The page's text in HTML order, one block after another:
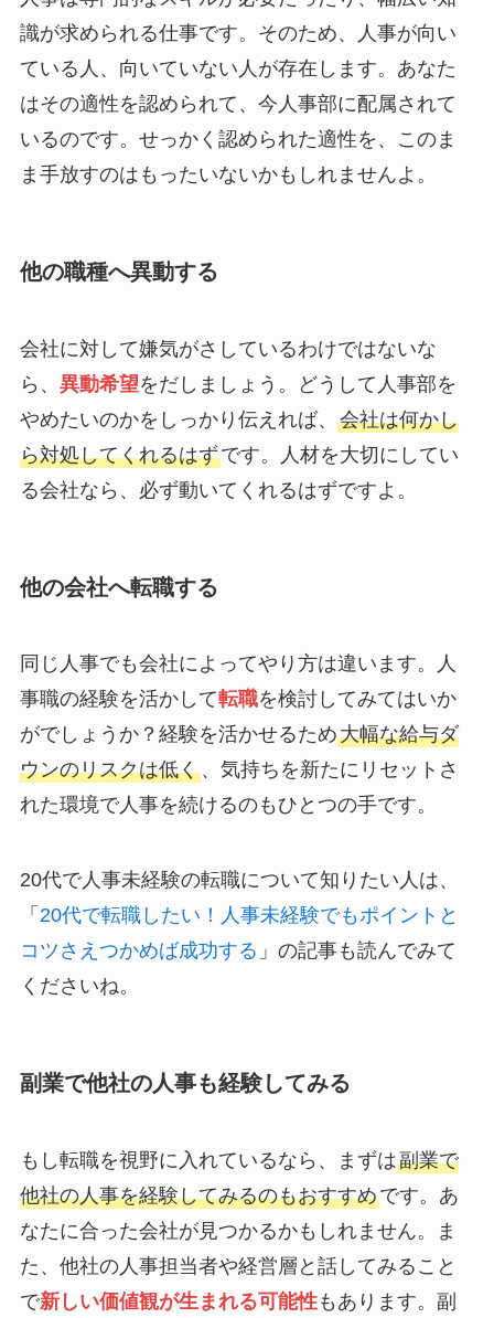
識が求められる仕事です。そのため、人事が向い
ている人、向いていない人が存在します。あなた
はその適性を認められて、今人事部に配属されて
いるのです。せっかく認められた適性を、このま
ま手放すのはもったいないかもしれませんよ。
他の職種へ異動する
会社に対して嫌気がさしているわけではないな
ら、 異動希望をだしましょう。どうして人事部を
やめたいのかをしっかり伝えれば、 会社は何かし
ら対処してくれるはずです。人材を大切にしてい
る会社なら、必ず動いてくれるはずですよ。
他の会社へ転職する
同じ人事でも会社によってやり方は違います。人
事職の経験を活かして転職を検討してみてはいか
がでしょうか？経験を活かせるため大幅な給与ダ
ウンのリスクは低く、気持ちを新たにリセットさ
れた環境で人事を続けるのもひとつの手です。
20代で人事未経験の転職について知りたい人は、
「 20代で転職したい！人事未経験でもポイントと
コツさえつかめば成功する 」の記事も読んでみて
くださいね。
副業で他社の人事も経験してみる
もし転職を視野に入れているなら、まずは副業で
他社の人事を経験してみるのもおすすめです。あ
なたに合った会社が見つかるかもしれません。ま
た、他社の人事担当者や経営層と話してみること
で新しい価値観が生まれる可能性もあります。副